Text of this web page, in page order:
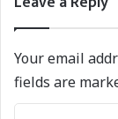
Your email
fields are